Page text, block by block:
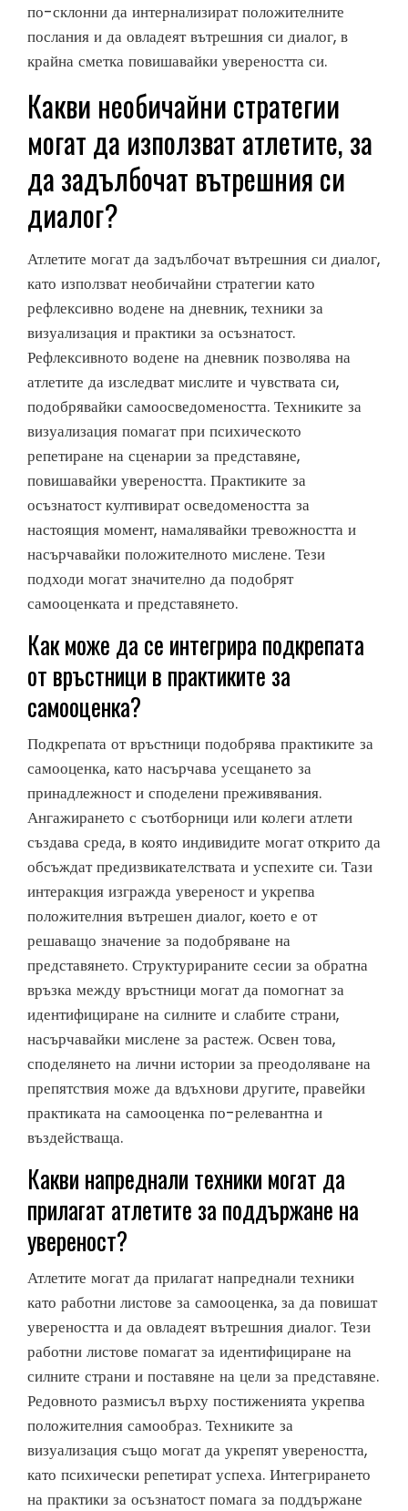
по-склонни да интернализират положителните
послания и да овладеят вътрешния си диалог, в
крайна сметка повишавайки увереността си.
Какви необичайни стратегии
могат да използват атлетите, за
да задълбочат вътрешния си
диалог?
Атлетите могат да задълбочат вътрешния си диалог,
като използват необичайни стратегии като
рефлексивно водене на дневник, техники за
визуализация и практики за осъзнатост.
Рефлексивното водене на дневник позволява на
атлетите да изследват мислите и чувствата си,
подобрявайки самоосведомеността. Техниките за
визуализация помагат при психическото
репетиране на сценарии за представяне,
повишавайки увереността. Практиките за
осъзнатост култивират осведомеността за
настоящия момент, намалявайки тревожността и
насърчавайки положителното мислене. Тези
подходи могат значително да подобрят
самооценката и представянето.
Как може да се интегрира подкрепата
от връстници в практиките за
самооценка?
Подкрепата от връстници подобрява практиките за
самооценка, като насърчава усещането за
принадлежност и споделени преживявания.
Ангажирането с съотборници или колеги атлети
създава среда, в която индивидите могат открито да
обсъждат предизвикателствата и успехите си. Тази
интеракция изгражда увереност и укрепва
положителния вътрешен диалог, което е от
решаващо значение за подобряване на
представянето. Структурираните сесии за обратна
връзка между връстници могат да помогнат за
идентифициране на силните и слабите страни,
насърчавайки мислене за растеж. Освен това,
споделянето на лични истории за преодоляване на
препятствия може да вдъхнови другите, правейки
практиката на самооценка по-релевантна и
въздействаща.
Какви напреднали техники могат да
прилагат атлетите за поддържане на
увереност?
Атлетите могат да прилагат напреднали техники
като работни листове за самооценка, за да повишат
увереността и да овладеят вътрешния диалог. Тези
работни листове помагат за идентифициране на
силните страни и поставяне на цели за представяне.
Редовното размисъл върху постиженията укрепва
положителния самообраз. Техниките за
визуализация също могат да укрепят увереността,
като психически репетират успеха. Интегрирането
на практики за осъзнатост помага за поддържане